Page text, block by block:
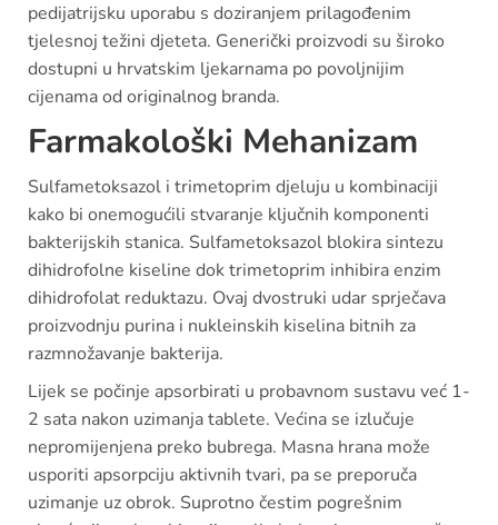
pedijatrijsku uporabu s doziranjem prilagođenim
tjelesnoj težini djeteta. Generički proizvodi su široko
dostupni u hrvatskim ljekarnama po povoljnijim
cijenama od originalnog branda.
Farmakološki Mehanizam
Sulfametoksazol i trimetoprim djeluju u kombinaciji
kako bi onemogućili stvaranje ključnih komponenti
bakterijskih stanica. Sulfametoksazol blokira sintezu
dihidrofolne kiseline dok trimetoprim inhibira enzim
dihidrofolat reduktazu. Ovaj dvostruki udar sprječava
proizvodnju purina i nukleinskih kiselina bitnih za
razmnožavanje bakterija.
Lijek se počinje apsorbirati u probavnom sustavu već 1-
2 sata nakon uzimanja tablete. Većina se izlučuje
nepromijenjena preko bubrega. Masna hrana može
usporiti apsorpciju aktivnih tvari, pa se preporuča
uzimanje uz obrok. Suprotno čestim pogrešnim